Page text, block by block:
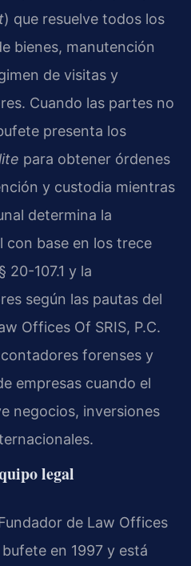
) que resuelve todos los
bienes, manutención
de visitas y
Cuando las partes no
presenta los
para obtener órdenes
y custodia mientras
determina la
con base en los trece
20-107.1 y la
según las pautas del
Offices Of SRIS, P.C.
forenses y
empresas cuando el
negocios, inversiones
legal
de Law Offices
en 1997 y está